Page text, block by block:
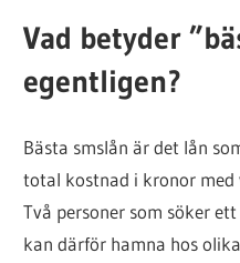
Vad betyder
egentligen?
Bästa smslån är det lån
total kostnad i kronor
Två personer som söker
kan därför hamna hos